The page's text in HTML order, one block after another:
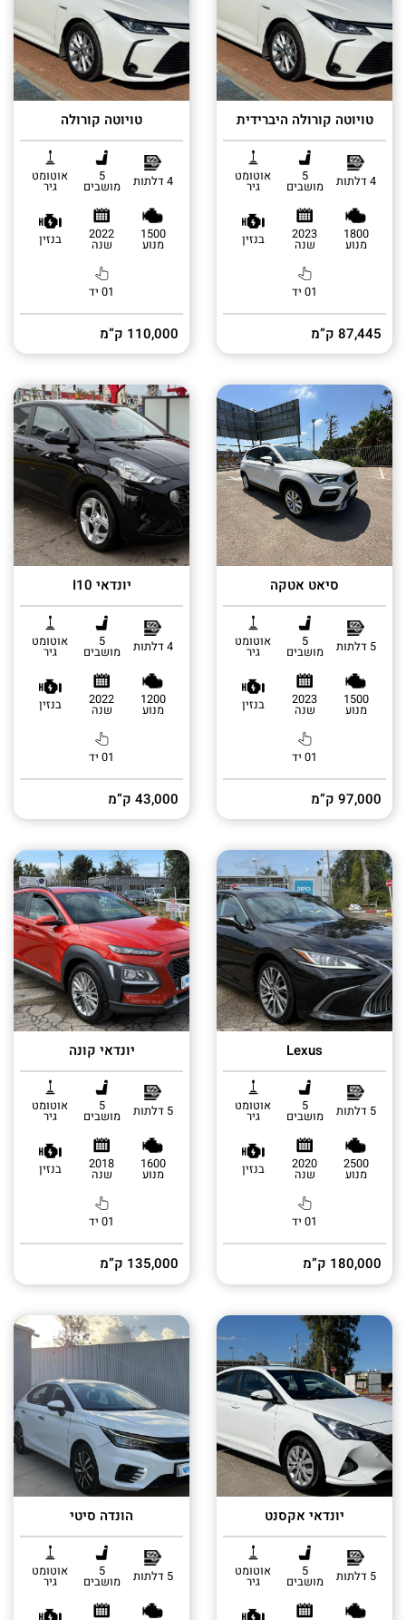
טויוטה קורולה היברידית
4 דלתות 5
מושבים
אוטומט
גיר
1800
מנוע
2023
שנה בנזין
01 יד
87,445 ק”מ
טויוטה קורולה
4 דלתות 5
מושבים
אוטומט
גיר
1500
מנוע
2022
שנה בנזין
01 יד
110,000 ק”מ
סיאט אטקה
5 דלתות 5
מושבים
אוטומט
גיר
1500
מנוע
2023
שנה בנזין
01 יד
97,000 ק”מ
יונדאי I10
4 דלתות 5
מושבים
אוטומט
גיר
1200
מנוע
2022
שנה בנזין
01 יד
43,000 ק”מ
Lexus
5 דלתות 5
מושבים
אוטומט
גיר
2500
מנוע
2020
שנה בנזין
01 יד
180,000 ק”מ
יונדאי קונה
5 דלתות 5
מושבים
אוטומט
גיר
1600
מנוע
2018
שנה בנזין
01 יד
135,000 ק”מ
יונדאי אקסנט
5 דלתות 5
מושבים
אוטומט
גיר
הונדה סיטי
5 דלתות 5
מושבים
אוטומט
גיר